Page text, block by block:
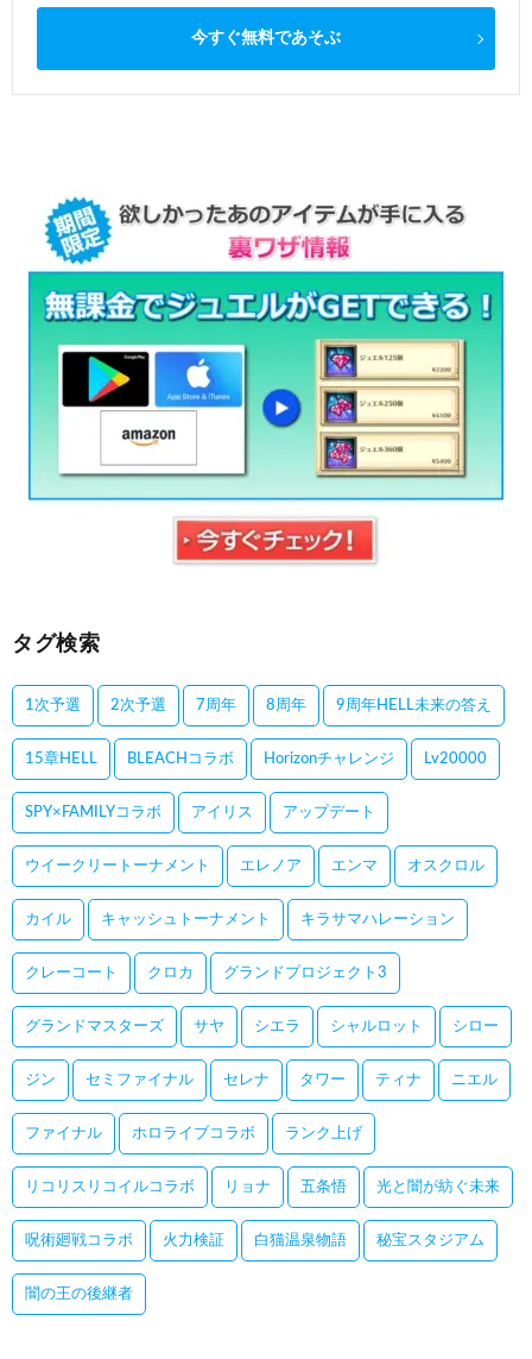
今すぐ無料であそぶ
タグ検索
1次予選 2次予選 7周年 8周年 9周年HELL未来の答え
15章HELL BLEACHコラボ Horizonチャレンジ Lv20000
SPY×FAMILYコラボ アイリス アップデート
ウイークリートーナメント エレノア エンマ オスクロル
カイル キャッシュトーナメント キラサマハレーション
クレーコート クロカ グランドプロジェクト3
グランドマスターズ サヤ シエラ シャルロット シロー
ジン セミファイナル セレナ タワー ティナ ニエル
ファイナル ホロライブコラボ ランク上げ
リコリスリコイルコラボ リョナ 五条悟 光と闇が紡ぐ未来
呪術廻戦コラボ 火力検証 白猫温泉物語 秘宝スタジアム
闇の王の後継者